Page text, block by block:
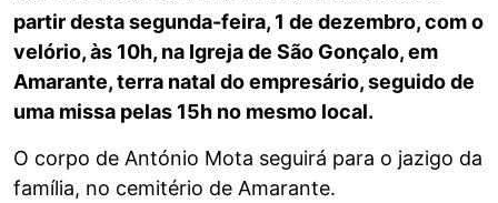
partir desta segunda-feira, 1 de dezembro, com o
velório, às 10h, na Igreja de São Gonçalo, em
Amarante, terra natal do empresário, seguido de
uma missa pelas 15h no mesmo local.
O corpo de António Mota seguirá para o jazigo da
família, no cemitério de Amarante.